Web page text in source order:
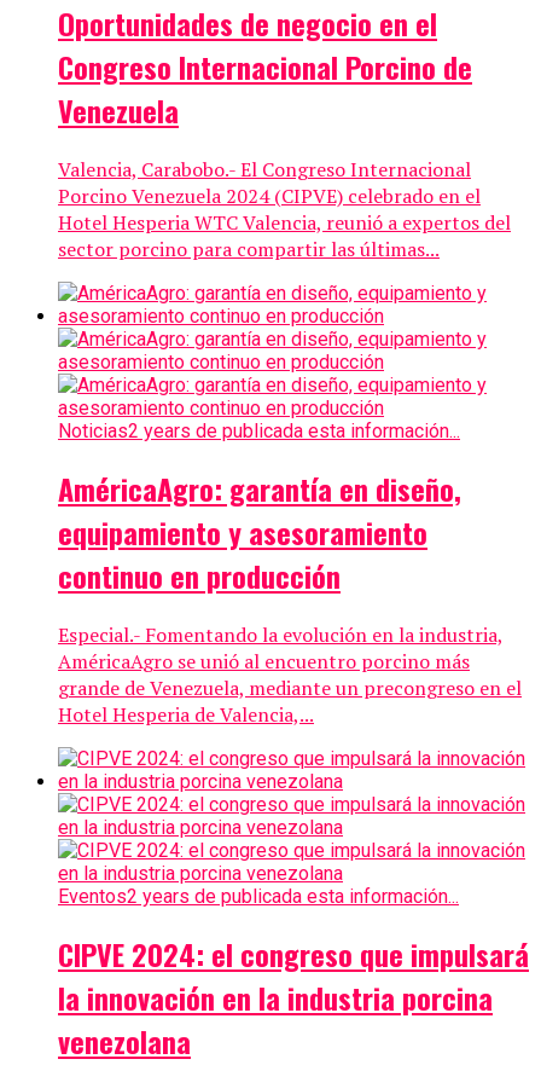
Oportunidades de negocio en el
Congreso Internacional Porcino de
Venezuela
Valencia, Carabobo.- El Congreso Internacional
Porcino Venezuela 2024 (CIPVE) celebrado en el
Hotel Hesperia WTC Valencia, reunió a expertos del
sector porcino para compartir las últimas...
Noticias2 years de publicada esta información...
AméricaAgro: garantía en diseño,
equipamiento y asesoramiento
continuo en producción
Especial.- Fomentando la evolución en la industria,
AméricaAgro se unió al encuentro porcino más
grande de Venezuela, mediante un precongreso en el
Hotel Hesperia de Valencia,...
Eventos2 years de publicada esta información...
CIPVE 2024: el congreso que impulsará
la innovación en la industria porcina
venezolana